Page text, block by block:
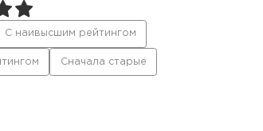
С наивысшим рейтингом
Сначала старые